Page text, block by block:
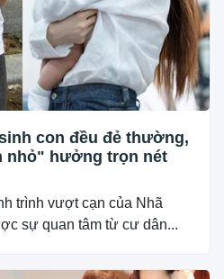
con đều đẻ thường,
nhỏ" hưởng trọn nét
trình vượt cạn của Nhã
sự quan tâm từ cư dân...